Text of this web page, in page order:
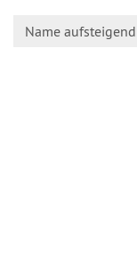
Name aufsteigend